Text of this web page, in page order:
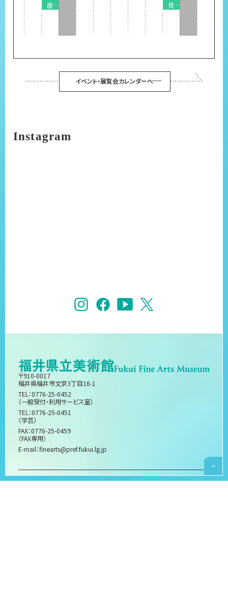
座談会『小野忠弘のクリエイティヴ』
見どころ解説会『小野忠弘 創作の軌跡』
イベント・展覧会カレンダーへ
Instagram
〒910-0017
福井県福井市文京3丁目16-1
TEL：0776-25-0452
（一般受付・利用サービス室）
TEL：0776-25-0451
（学芸）
FAX：0776-25-0459
（FAX専用）
E-mail：finearts@pref.fukui.lg.jp